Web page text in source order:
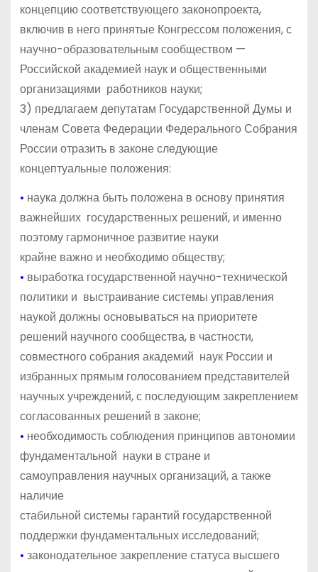
концепцию соответствующего законопроекта,
включив в него принятые Конгрессом положения, с
научно-образовательным сообществом —
Российской академией наук и общественными
организациями работников науки;
3) предлагаем депутатам Государственной Думы и
членам Совета Федерации Федерального Собрания
России отразить в законе следующие
концептуальные положения:
• наука должна быть положена в основу принятия
важнейших государственных решений, и именно
поэтому гармоничное развитие науки
крайне важно и необходимо обществу;
• выработка государственной научно-технической
политики и выстраивание системы управления
наукой должны основываться на приоритете
решений научного сообщества, в частности,
совместного собрания академий наук России и
избранных прямым голосованием представителей
научных учреждений, с последующим закреплением
согласованных решений в законе;
• необходимость соблюдения принципов автономии
фундаментальной науки в стране и
самоуправления научных организаций, а также
наличие
стабильной системы гарантий государственной
поддержки фундаментальных исследований;
• законодательное закрепление статуса высшего